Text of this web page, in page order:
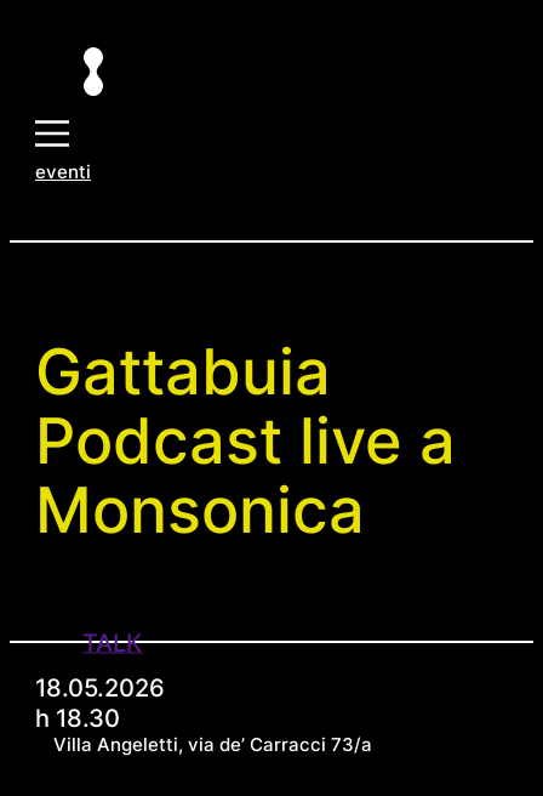
contenuto
TALK
18.05.2026
h 18.30
Villa Angeletti, via de’ Carracci 73/a
eventi
Gattabuia
Podcast live a
Monsonica